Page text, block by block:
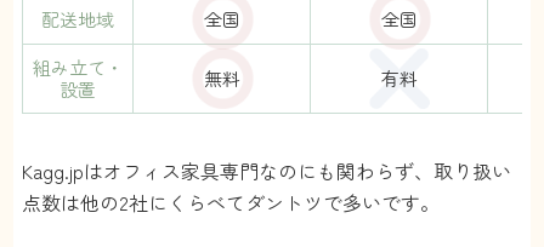
配送地域
全国 全国
組み立て・
設置
無料 有料
Kagg.jpはオフィス家具専門なのにも関わらず、取り扱い
点数は他の2社にくらべてダントツで多いです。